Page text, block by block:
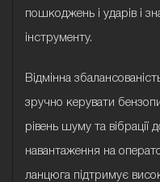
пошкоджень і ударів і
інструменту.
Відмінна
зручно керувати
рівень шуму та
навантаження на
ланцюга підтримує